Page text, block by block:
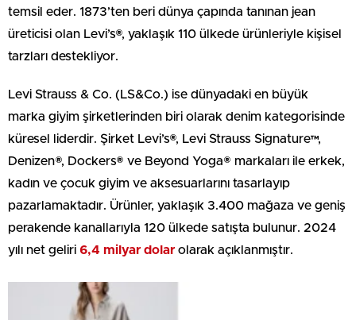
temsil eder. 1873’ten beri dünya çapında tanınan jean
üreticisi olan Levi’s®, yaklaşık 110 ülkede ürünleriyle kişisel
tarzları destekliyor.
Levi Strauss & Co. (LS&Co.) ise dünyadaki en büyük
marka giyim şirketlerinden biri olarak denim kategorisinde
küresel liderdir. Şirket Levi’s®, Levi Strauss Signature™,
Denizen®, Dockers® ve Beyond Yoga® markaları ile erkek,
kadın ve çocuk giyim ve aksesuarlarını tasarlayıp
pazarlamaktadır. Ürünler, yaklaşık 3.400 mağaza ve geniş
perakende kanallarıyla 120 ülkede satışta bulunur. 2024
yılı net geliri 6,4 milyar dolar olarak açıklanmıştır.